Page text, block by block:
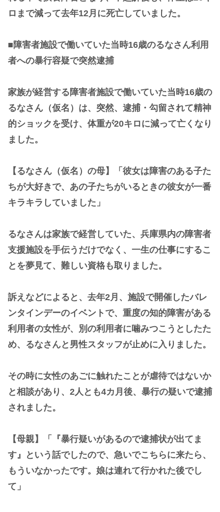
ロまで減って去年12月に死亡していました。
■障害者施設で働いていた当時16歳のるなさん利用
者への暴行容疑で突然逮捕
家族が経営する障害者施設で働いていた当時16歳の
るなさん（仮名）は、突然、逮捕・勾留されて精神
的ショックを受け、体重が20キロに減って亡くなり
ました。
【るなさん（仮名）の母】「彼女は障害のある子た
ちが大好きで、あの子たちがいるときの彼女が一番
キラキラしていました」
るなさんは家族で経営していた、兵庫県内の障害者
支援施設を手伝うだけでなく、一生の仕事にするこ
とを夢見て、難しい資格も取りました。
訴えなどによると、去年2月、施設で開催したバレ
ンタインデーのイベントで、重度の知的障害がある
利用者の女性が、別の利用者に噛みつこうとしたた
め、るなさんと男性スタッフが止めに入りました。
その時に女性のあごに触れたことが虐待ではないか
と相談があり、2人とも4カ月後、暴行の疑いで逮捕
されました。
【母親】「『暴行疑いがあるので逮捕状が出てま
す』という話でしたので、急いでこちらに来たら、
もういなかったです。娘は連れて行かれた後でし
て」